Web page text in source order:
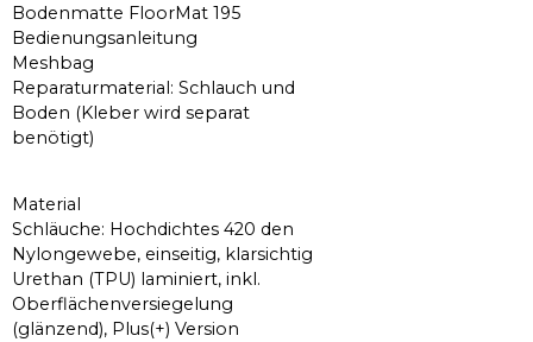
Bodenmatte FloorMat 195
Bedienungsanleitung
Meshbag
Reparaturmaterial: Schlauch und
Boden (Kleber wird separat
benötigt)
Material
Schläuche: Hochdichtes 420 den
Nylongewebe, einseitig, klarsichtig
Urethan (TPU) laminiert, inkl.
Oberflächenversiegelung
(glänzend), Plus(+) Version